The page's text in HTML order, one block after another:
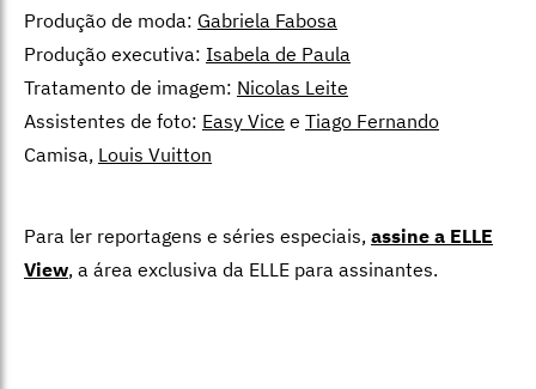
Produção de moda: Gabriela Fabosa
Produção executiva: Isabela de Paula
Tratamento de imagem: Nicolas Leite
Assistentes de foto: Easy Vice e Tiago Fernando
Camisa, Louis Vuitton
Para ler reportagens e séries especiais, assine a ELLE
View, a área exclusiva da ELLE para assinantes.